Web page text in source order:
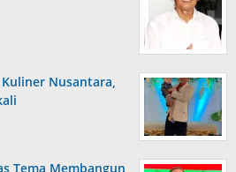
Nusantara,
Tema Membangun